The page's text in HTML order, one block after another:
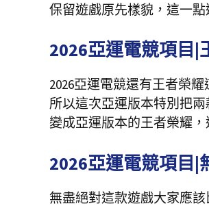
保留遊戲原先樣貌，這一
2026亞運電競項目|
2026亞運電競還有王者榮
所以這次亞運版本特別把
變成亞運版本的王者榮耀
2026亞運電競項目|
無盡絕對這款遊戲大家應